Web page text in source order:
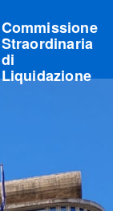
Commissione
Straordinaria
di
Liquidazione